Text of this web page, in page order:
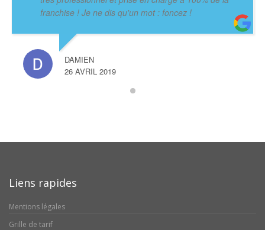
franchise ! Je ne dis qu'un mot : foncez !
DAMIEN
26 AVRIL 2019
Liens rapides
Mentions légales
Grille de tarif